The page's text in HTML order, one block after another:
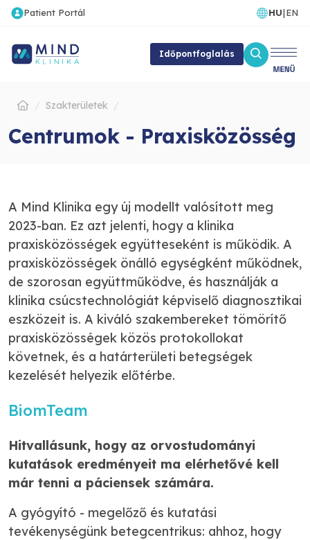
Patient Portál HU|EN
Időpontfoglalás
Szakterületek
Centrumok - Praxisközösség
A Mind Klinika egy új modellt valósított meg
2023-ban. Ez azt jelenti, hogy a klinika
praxisközösségek együtteseként is működik. A
praxisközösségek önálló egységként működnek,
de szorosan együttműködve, és használják a
klinika csúcstechnológiát képviselő diagnosztikai
eszközeit is. A kiváló szakembereket tömörítő
praxisközösségek közös protokollokat
követnek, és a határterületi betegségek
kezelését helyezik előtérbe.
BiomTeam
Hitvallásunk, hogy az orvostudományi
kutatások eredményeit ma elérhetővé kell
már tenni a páciensek számára.
A gyógyító - megelőző és kutatási
tevékenységünk betegcentrikus: ahhoz, hogy